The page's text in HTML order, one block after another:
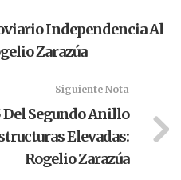
Independencia Al
Zarazúa
Siguiente Nota
Del Segundo Anillo
Elevadas:
Rogelio Zarazúa